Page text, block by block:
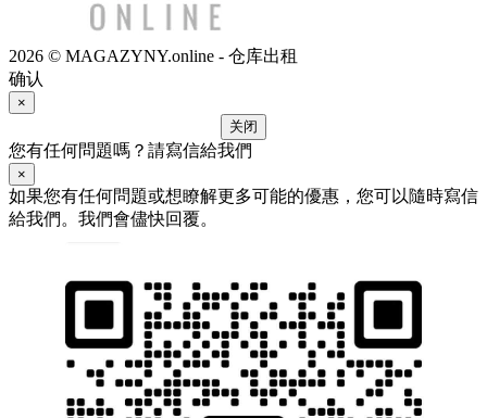
2026 © MAGAZYNY.online - 仓库出租
确认
×
关闭
您有任何問題嗎？請寫信給我們
×
如果您有任何問題或想瞭解更多可能的優惠，您可以隨時寫信
給我們。我們會儘快回覆。